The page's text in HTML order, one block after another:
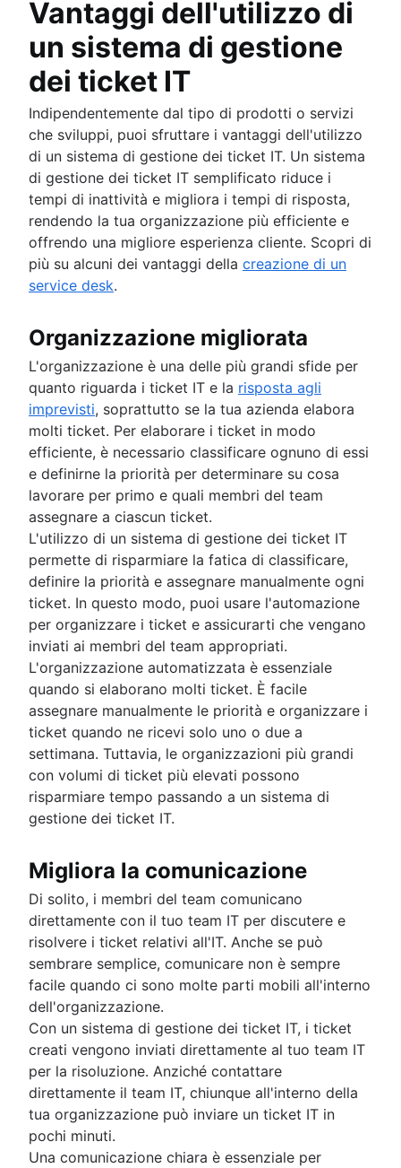
Vantaggi dell'utilizzo di
un sistema di gestione
dei ticket IT
Indipendentemente dal tipo di prodotti o servizi
che sviluppi, puoi sfruttare i vantaggi dell'utilizzo
di un sistema di gestione dei ticket IT. Un sistema
di gestione dei ticket IT semplificato riduce i
tempi di inattività e migliora i tempi di risposta,
rendendo la tua organizzazione più efficiente e
offrendo una migliore esperienza cliente. Scopri di
più su alcuni dei vantaggi della creazione di un
service desk.
Organizzazione migliorata
L'organizzazione è una delle più grandi sfide per
quanto riguarda i ticket IT e la risposta agli
imprevisti, soprattutto se la tua azienda elabora
molti ticket. Per elaborare i ticket in modo
efficiente, è necessario classificare ognuno di essi
e definirne la priorità per determinare su cosa
lavorare per primo e quali membri del team
assegnare a ciascun ticket.
L'utilizzo di un sistema di gestione dei ticket IT
permette di risparmiare la fatica di classificare,
definire la priorità e assegnare manualmente ogni
ticket. In questo modo, puoi usare l'automazione
per organizzare i ticket e assicurarti che vengano
inviati ai membri del team appropriati.
L'organizzazione automatizzata è essenziale
quando si elaborano molti ticket. È facile
assegnare manualmente le priorità e organizzare i
ticket quando ne ricevi solo uno o due a
settimana. Tuttavia, le organizzazioni più grandi
con volumi di ticket più elevati possono
risparmiare tempo passando a un sistema di
gestione dei ticket IT.
Migliora la comunicazione
Di solito, i membri del team comunicano
direttamente con il tuo team IT per discutere e
risolvere i ticket relativi all'IT. Anche se può
sembrare semplice, comunicare non è sempre
facile quando ci sono molte parti mobili all'interno
dell'organizzazione.
Con un sistema di gestione dei ticket IT, i ticket
creati vengono inviati direttamente al tuo team IT
per la risoluzione. Anziché contattare
direttamente il team IT, chiunque all'interno della
tua organizzazione può inviare un ticket IT in
pochi minuti.
Una comunicazione chiara è essenziale per